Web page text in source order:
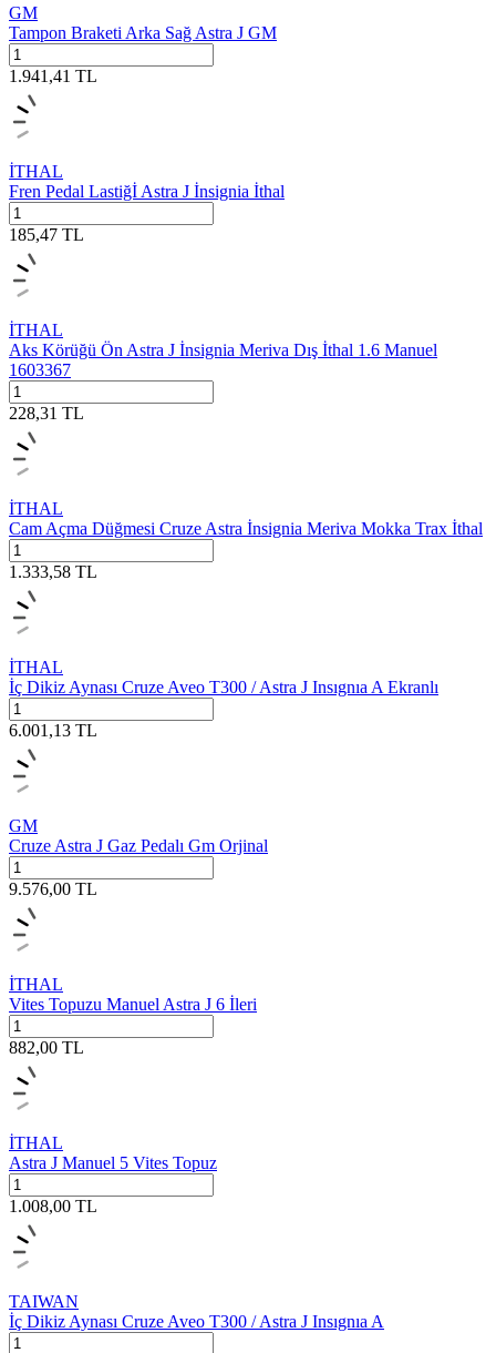
GM
Tampon Braketi Arka Sağ Astra J GM
1.941,41 TL
İTHAL
Fren Pedal Lastiğİ Astra J İnsignia İthal
185,47 TL
İTHAL
Aks Körüğü Ön Astra J İnsignia Meriva Dış İthal 1.6 Manuel
1603367
228,31 TL
İTHAL
Cam Açma Düğmesi Cruze Astra İnsignia Meriva Mokka Trax İthal
1.333,58 TL
İTHAL
İç Dikiz Aynası Cruze Aveo T300 / Astra J Insıgnıa A Ekranlı
6.001,13 TL
GM
Cruze Astra J Gaz Pedalı Gm Orjinal
9.576,00 TL
İTHAL
Vites Topuzu Manuel Astra J 6 İleri
882,00 TL
İTHAL
Astra J Manuel 5 Vites Topuz
1.008,00 TL
TAIWAN
İç Dikiz Aynası Cruze Aveo T300 / Astra J Insıgnıa A